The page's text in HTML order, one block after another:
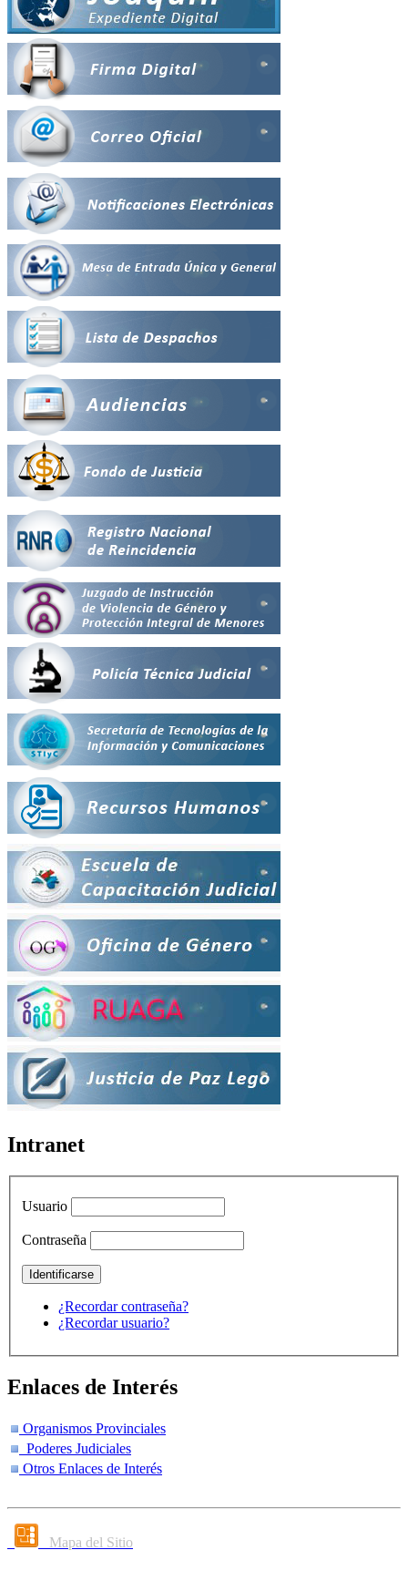
Intranet
Usuario
Contraseña
¿Recordar contraseña?
¿Recordar usuario?
Enlaces de Interés
Organismos Provinciales
Poderes Judiciales
Otros Enlaces de Interés
Mapa del Sitio